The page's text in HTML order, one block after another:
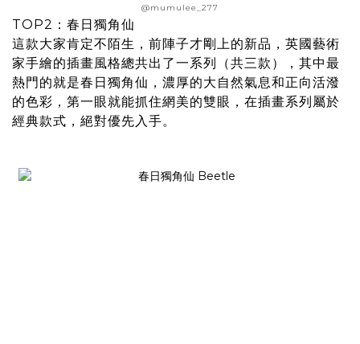
@mumulee_277
TOP2 ：春日獨角仙
這款大家肯定不陌生，前陣子才剛上的新品，英國藝術
家手繪的插畫風格總共出了一系列（共三款），其中最
熱門的就是春日獨角仙，濃厚的大自然氣息和正向活潑
的色彩，第一眼就能抓住網美的雙眼，在插畫系列屬於
經典款式，絕對優先入手。